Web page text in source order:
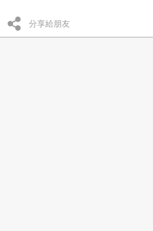
分享給朋友